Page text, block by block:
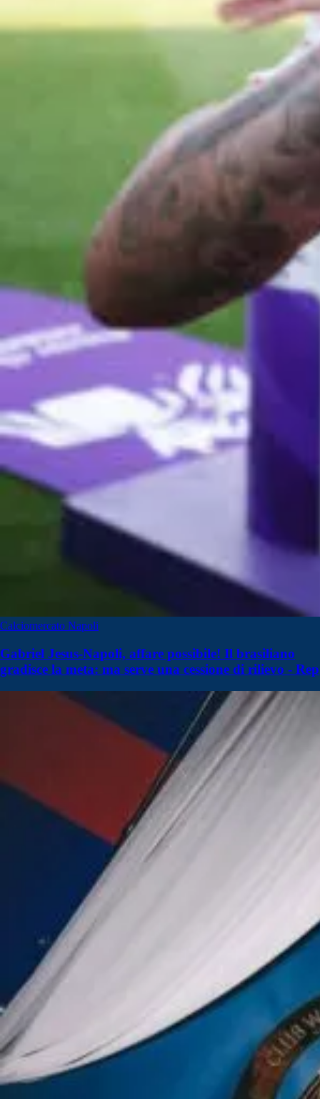
Calciomercato Napoli
Gabriel Jesus-Napoli, affare possibile! Il brasiliano
gradisce la meta: ma serve una cessione di rilievo - Rep